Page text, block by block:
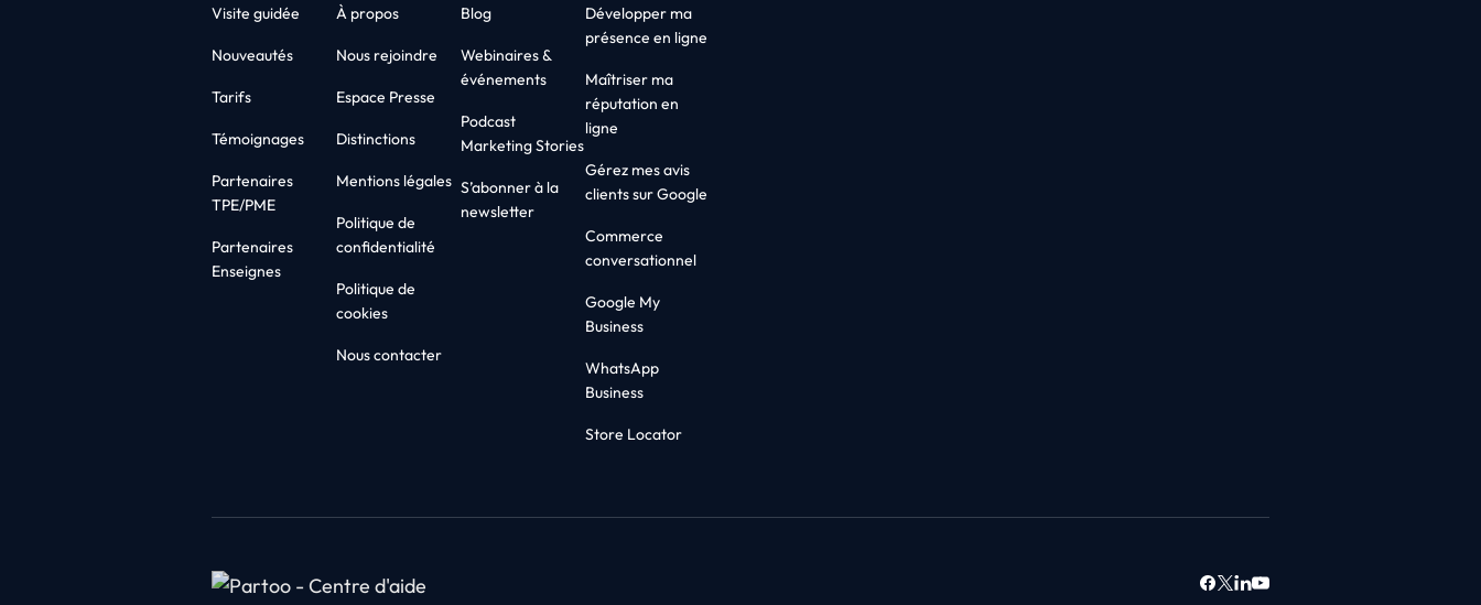
Visite guidée
Nouveautés
Tarifs
Témoignages
Partenaires
TPE/PME
Partenaires
Enseignes
À propos
Nous rejoindre
Espace Presse
Distinctions
Mentions légales
Politique de
confidentialité
Politique de
cookies
Nous contacter
Blog
Webinaires &
événements
Podcast
Marketing Stories
S’abonner à la
newsletter
Développer ma
présence en ligne
Maîtriser ma
réputation en
ligne
Gérez mes avis
clients sur Google
Commerce
conversationnel
Google My
Business
WhatsApp
Business
Store Locator